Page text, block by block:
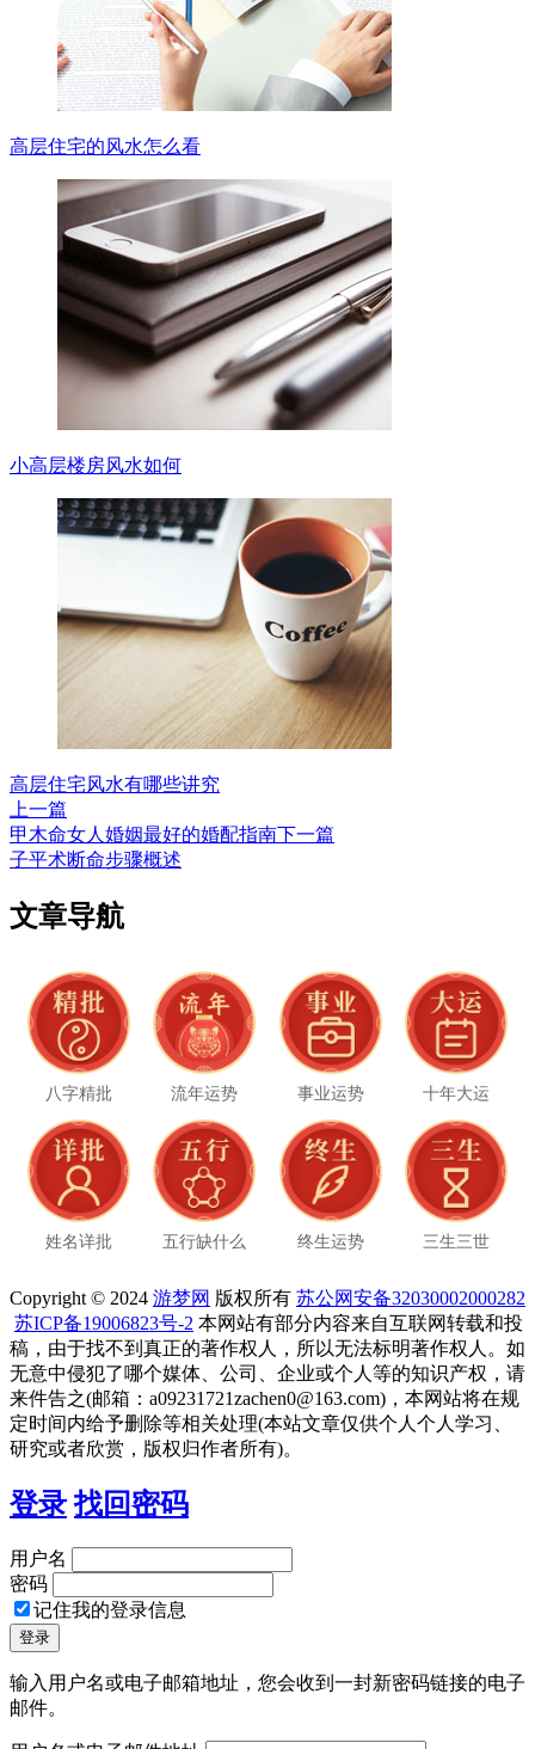
高层住宅的风水怎么看
小高层楼房风水如何
高层住宅风水有哪些讲究
上一篇
甲木命女人婚姻最好的婚配指南下一篇
子平术断命步骤概述
文章导航
八字精批 流年运势 事业运势 十年大运
姓名详批 五行缺什么 终生运势 三生三世
Copyright © 2024 游梦网 版权所有 苏公网安备32030002000282
苏ICP备19006823号-2 本网站有部分内容来自互联网转载和投
稿，由于找不到真正的著作权人，所以无法标明著作权人。如
无意中侵犯了哪个媒体、公司、企业或个人等的知识产权，请
来件告之(邮箱：a09231721zachen0@163.com)，本网站将在规
定时间内给予删除等相关处理(本站文章仅供个人个人学习、
研究或者欣赏，版权归作者所有)。
登录 找回密码
用户名
密码
记住我的登录信息
输入用户名或电子邮箱地址，您会收到一封新密码链接的电子
邮件。